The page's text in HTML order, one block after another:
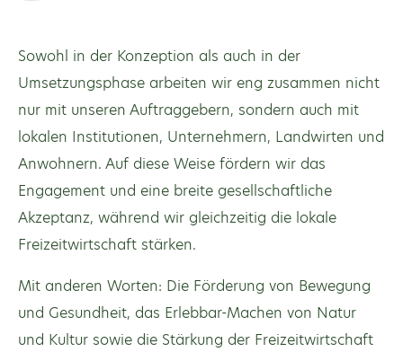
Sowohl in der Konzeption als auch in der
Umsetzungsphase arbeiten wir eng zusammen nicht
nur mit unseren Auftraggebern, sondern auch mit
lokalen Institutionen, Unternehmern, Landwirten und
Anwohnern. Auf diese Weise fördern wir das
Engagement und eine breite gesellschaftliche
Akzeptanz, während wir gleichzeitig die lokale
Freizeitwirtschaft stärken.
Mit anderen Worten: Die Förderung von Bewegung
und Gesundheit, das Erlebbar-Machen von Natur
und Kultur sowie die Stärkung der Freizeitwirtschaft